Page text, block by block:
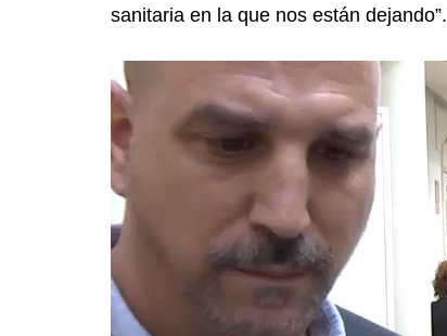
sanitaria en la que nos están dejando”.